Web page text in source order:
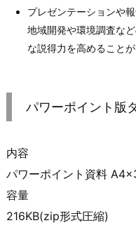
プレゼンテーションや
地域開発や環境調査な
な説得力を高めることが
パワーポイント版
内容
パワーポイント資料
容量
216KB(zip形式圧縮)